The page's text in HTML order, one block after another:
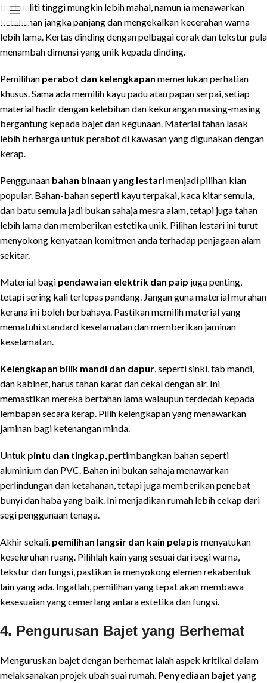
berkualiti tinggi mungkin lebih mahal, namun ia menawarkan
ketahanan jangka panjang dan mengekalkan kecerahan warna
lebih lama. Kertas dinding dengan pelbagai corak dan tekstur pula
menambah dimensi yang unik kepada dinding.
Pemilihan perabot dan kelengkapan memerlukan perhatian
khusus. Sama ada memilih kayu padu atau papan serpai, setiap
material hadir dengan kelebihan dan kekurangan masing-masing
bergantung kepada bajet dan kegunaan. Material tahan lasak
lebih berharga untuk perabot di kawasan yang digunakan dengan
kerap.
Penggunaan bahan binaan yang lestarimenjadi pilihan kian
popular. Bahan-bahan seperti kayu terpakai, kaca kitar semula,
dan batu semula jadi bukan sahaja mesra alam, tetapi juga tahan
lebih lama dan memberikan estetika unik. Pilihan lestari ini turut
menyokong kenyataan komitmen anda terhadap penjagaan alam
sekitar.
Material bagi pendawaian elektrik dan paip juga penting,
tetapi sering kali terlepas pandang. Jangan guna material murahan
kerana ini boleh berbahaya. Pastikan memilih material yang
mematuhi standard keselamatan dan memberikan jaminan
keselamatan.
Kelengkapan bilik mandi dan dapur , seperti sinki, tab mandi,
dan kabinet, harus tahan karat dan cekal dengan air. Ini
memastikan mereka bertahan lama walaupun terdedah kepada
lembapan secara kerap. Pilih kelengkapan yang menawarkan
jaminan bagi ketenangan minda.
Untuk pintu dan tingkap , pertimbangkan bahan seperti
aluminium dan PVC. Bahan ini bukan sahaja menawarkan
perlindungan dan ketahanan, tetapi juga memberikan penebat
bunyi dan haba yang baik. Ini menjadikan rumah lebih cekap dari
segi penggunaan tenaga.
Akhir sekali, pemilihan langsir dan kain pelapis menyatukan
keseluruhan ruang. Pilihlah kain yang sesuai dari segi warna,
tekstur dan fungsi, pastikan ia menyokong elemen rekabentuk
lain yang ada. Ingatlah, pemilihan yang tepat akan membawa
kesesuaian yang cemerlang antara estetika dan fungsi.
4. Pengurusan Bajet yang Berhemat
Menguruskan bajet dengan berhemat ialah aspek kritikal dalam
melaksanakan projek ubah suai rumah. Penyediaan bajet yang